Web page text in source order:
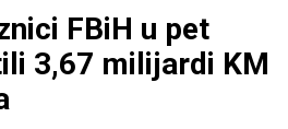
FBiH u pet
3,67 milijardi KM